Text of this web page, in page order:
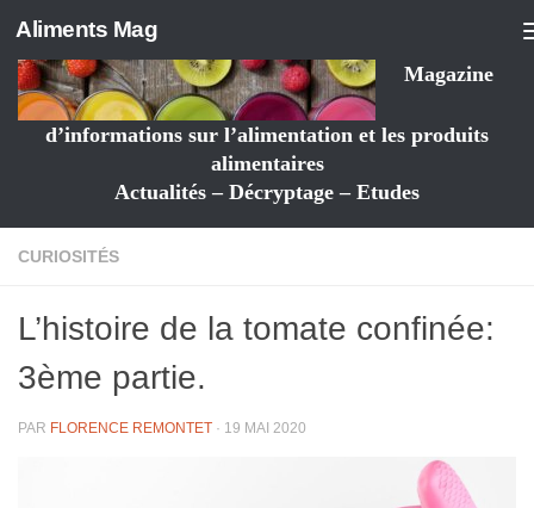
Aliments Mag
Magazine
d’informations sur l’alimentation et les produits
alimentaires
Actualités – Décryptage – Etudes
CURIOSITÉS
L’histoire de la tomate confinée:
3ème partie.
PAR FLORENCE REMONTET · 19 MAI 2020